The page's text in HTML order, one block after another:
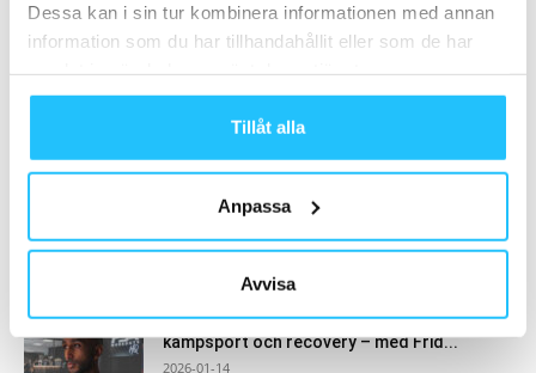
Dessa kan i sin tur kombinera informationen med annan
information som du har tillhandahållit eller som de har
Tillåt alla
Anpassa
Avvisa
- Annons -
Podcast: FSA Workouts om kapital,
kampsport och recovery – med Frid...
2026-01-14